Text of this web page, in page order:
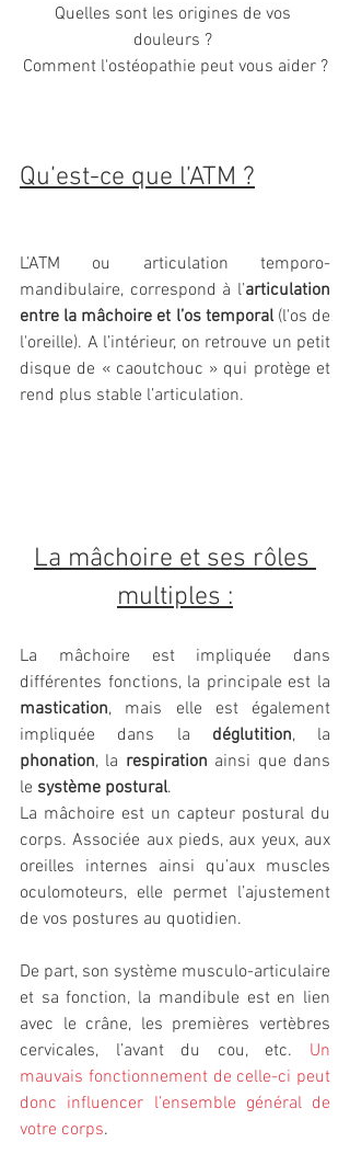
Quelles sont les origines de vos
douleurs ?
Comment l'ostéopathie peut vous aider ?
Qu’est-ce que l’ATM ?
L’ATM ou articulation temporo-
mandibulaire, correspond à l’articulation
entre la mâchoire et l’os temporal (l'os de
l'oreille). A l’intérieur, on retrouve un petit
disque de « caoutchouc » qui protège et
rend plus stable l’articulation.
La mâchoire et ses rôles
multiples :
La mâchoire est impliquée dans
mastication, mais elle est également
impliquée dans la déglutition
phonation, la respiration ainsi que dans
le système postural.
La mâchoire est un capteur postural du
corps. Associée aux pieds, aux yeux, aux
oreilles internes ainsi qu’aux muscles
oculomoteurs, elle permet l’ajustement
de vos postures au quotidien.
De part, son système musculo-articulaire
et sa fonction, la mandibule est en lien
avec le crâne, les premières vertèbres
cervicales, l’avant du cou, etc. Un
mauvais fonctionnement de celle-ci peut
donc influencer l’ensemble général de
votre corps.